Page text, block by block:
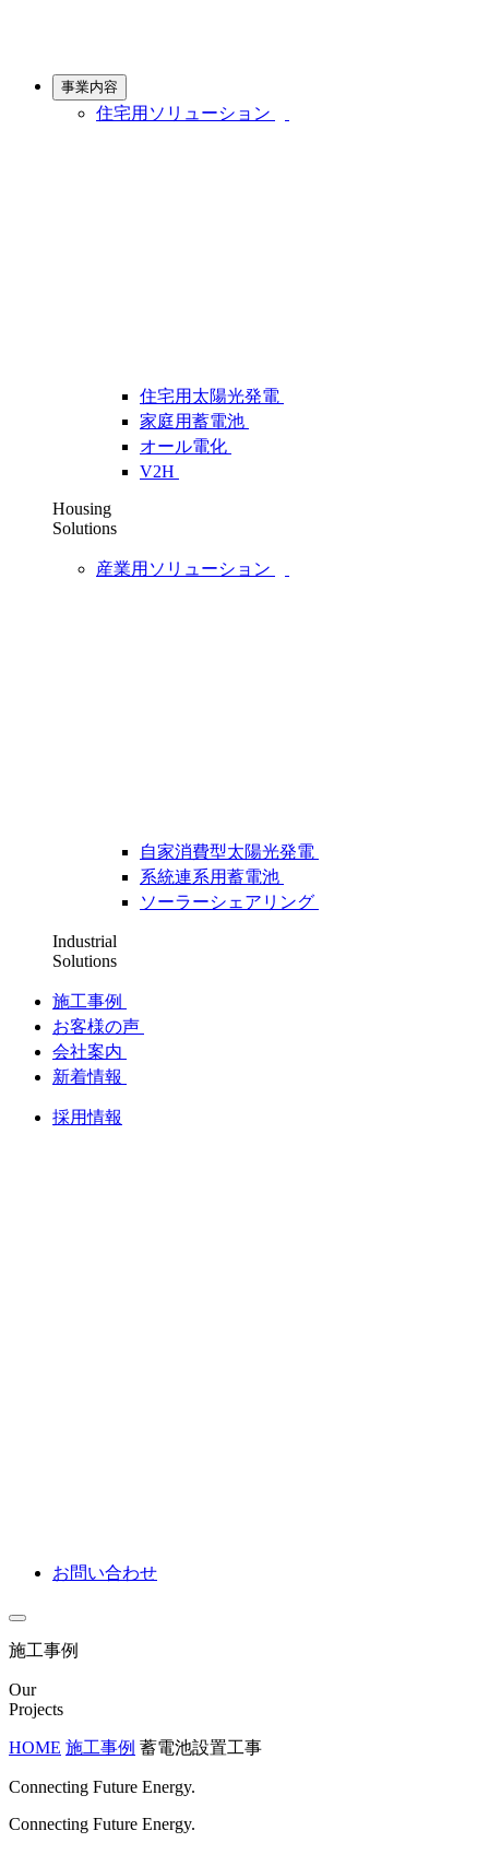
事業内容
住宅用ソリューション
住宅用太陽光発電
家庭用蓄電池
オール電化
V2H
Housing
Solutions
産業用ソリューション
自家消費型太陽光発電
系統連系用蓄電池
ソーラーシェアリング
Industrial
Solutions
施工事例
お客様の声
会社案内
新着情報
採用情報
お問い合わせ
施工事例
Our
Projects
HOME 施工事例 蓄電池設置工事
Connecting Future Energy.
Connecting Future Energy.